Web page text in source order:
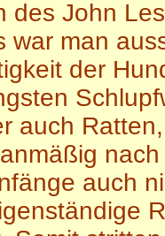
des John
war man
der
auch
auch